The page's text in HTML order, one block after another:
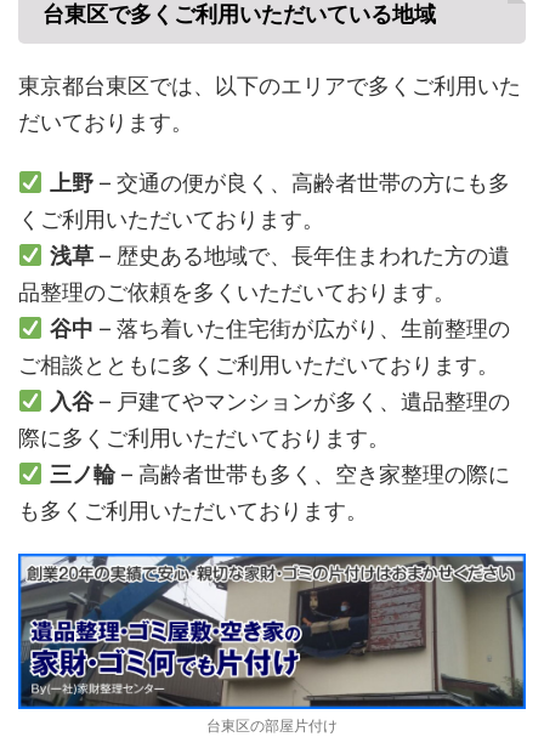
台東区で多くご利用いただいている地域
東京都台東区では、以下のエリアで多くご利用いた
だいております。
上野– 交通の便が良く、高齢者世帯の方にも多
くご利用いただいております。
浅草– 歴史ある地域で、長年住まわれた方の遺
品整理のご依頼を多くいただいております。
谷中 – 落ち着いた住宅街が広がり、生前整理の
ご相談とともに多くご利用いただいております。
入谷– 戸建てやマンションが多く、遺品整理の
際に多くご利用いただいております。
三ノ輪– 高齢者世帯も多く、空き家整理の際に
も多くご利用いただいております。
台東区の部屋片付け